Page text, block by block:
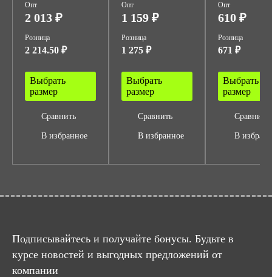
Опт
2 013 ₽
Розница
2 214.50 ₽
Выбрать
размер
Сравнить
В избранное
Опт
1 159 ₽
Розница
1 275 ₽
Выбрать
размер
Сравнить
В избранное
Опт
610 ₽
Розница
671 ₽
Выбрать
размер
Сравнить
В
Подписывайтесь и получайте бонусы. Будьте в
курсе новостей и выгодных предложений от
компании